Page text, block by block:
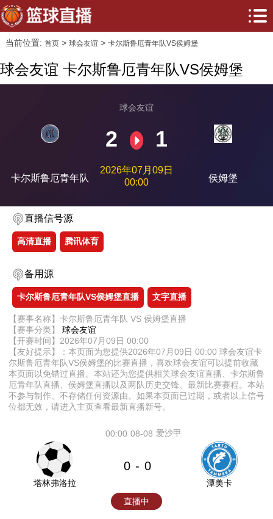
当前位置: 首页> 球会友谊> 卡尔斯鲁厄青年队VS侯姆堡
球会友谊 卡尔斯鲁厄青年队VS侯姆堡
卡尔斯鲁厄青年队
球会友谊
2 1
2026年07月09日
00:00
侯姆堡
直播信号源
高清直播 腾讯体育
备用源
卡尔斯鲁厄青年队VS侯姆堡直播 文字直播
【赛事名称】卡尔斯鲁厄青年队 VS 侯姆堡直播
【赛事分类】 球会友谊
【开赛时间】2026年07月09日 00:00
【友好提示】：本页面为您提供2026年07月09日 00:00 球会友谊卡
尔斯鲁厄青年队VS侯姆堡的比赛直播，喜欢球会友谊可以提前收藏
本页面以免错过直播。本站还为您提供相关球会友谊直播、卡尔斯鲁
厄青年队直播、侯姆堡直播以及两队历史交锋、最新比赛赛程。本站
不参与制作、不存储任何资源由。如果本页面已过期，或者以上信号
位都无效，请进入主页查看最新直播新号。
08-08
00:00 爱沙甲
塔林弗洛拉
0 - 0
潭美卡
直播中